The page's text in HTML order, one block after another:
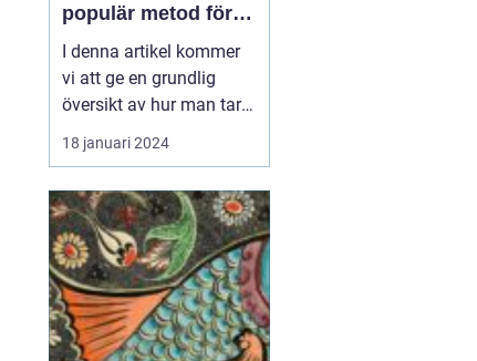
populär metod för
att föröka denna
vackra växt på ett
effektivt sätt
I denna artikel kommer
vi att ge en grundlig
översikt av hur man tar
sticklingar från
palettblad, presentera
och diskutera de
historiska för- och
nackdelarna med olika
metoder. Vi kommer
också att inkludera
kvantitativa mätn...
18 januari 2024